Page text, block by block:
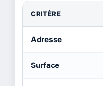
CRITÈRE
Adresse
Surface